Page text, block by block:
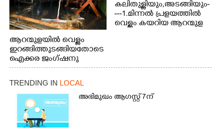
ആറന്മുളയിൽ വെള്ളം
ഇറങ്ങിത്തുടങ്ങിയതോടെ
ഐക്കര ജംഗ്ഷനു
സമീപം ആറന്മുള
കിടങ്ങന്നൂർ റോഡിന്
സമീപം പ്രവർത്തിക്കു
ആറന്മുള തട്ടുകട കഴുകി
വൃത്തിയാക്കുന്നു.
കലിതുള്ളിയും,അടങ്ങിയും-
---1.മിന്നൽ പ്രളയത്തിൽ
വെള്ളം കയറിയ ആറന്മുള
ഇറങ്ങിപ്പോൾ
ത്തിന് ഓച്ചിറ അഴിക്കലിൽ
TRENDING IN LOCAL
അഭിമുഖം ആഗസ്റ്റ് 7ന്